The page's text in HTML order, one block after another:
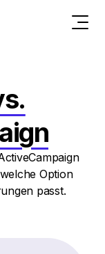
Option
passt.